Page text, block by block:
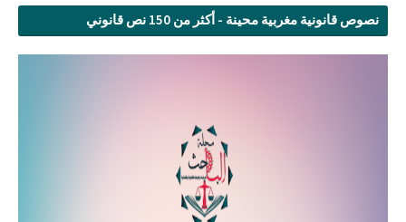
نصوص قانونية مغربية محينة - أكثر من 150 نص قانوني